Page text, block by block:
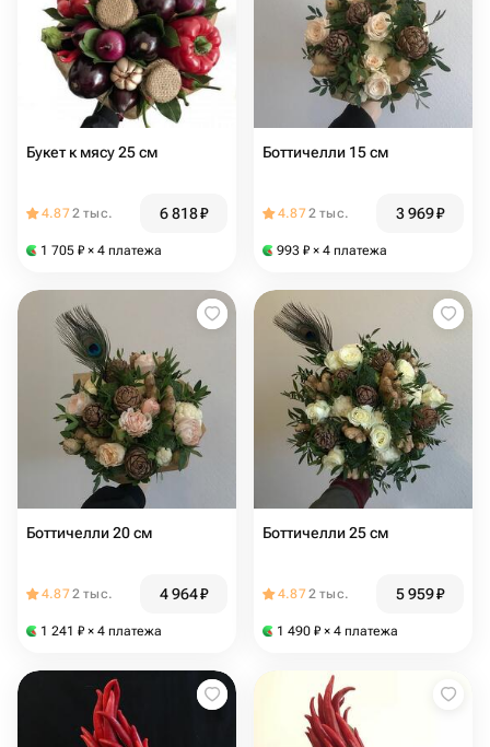
Букет к мясу 25 см
4.872 тыс. 6 818₽
1 705 ₽ × 4 платежа
Боттичелли 15 см
4.872 тыс. 3 969₽
993 ₽ × 4 платежа
Боттичелли 20 см
4.872 тыс. 4 964₽
1 241 ₽ × 4 платежа
Боттичелли 25 см
4.872 тыс. 5 959₽
1 490 ₽ × 4 платежа